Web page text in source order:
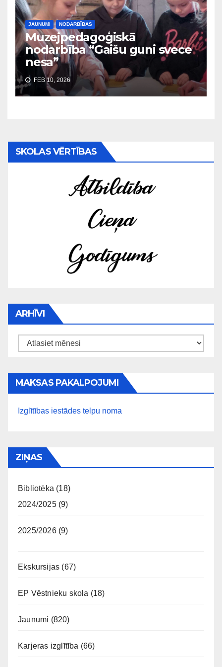
JAUNUMI NODARBĪBAS
Muzejpedagoģiskā
nodarbība “Gaišu guni svece
nesa”
FEB 10, 2026
SKOLAS VĒRTĪBAS
ARHĪVI
Arhīvi
MAKSAS PAKALPOJUMI
Izglītības iestādes telpu noma
ZIŅAS
Bibliotēka (18)
2024/2025(9)
2025/2026(9)
Ekskursijas (67)
EP Vēstnieku skola (18)
Jaunumi (820)
Karjeras izglītība (66)